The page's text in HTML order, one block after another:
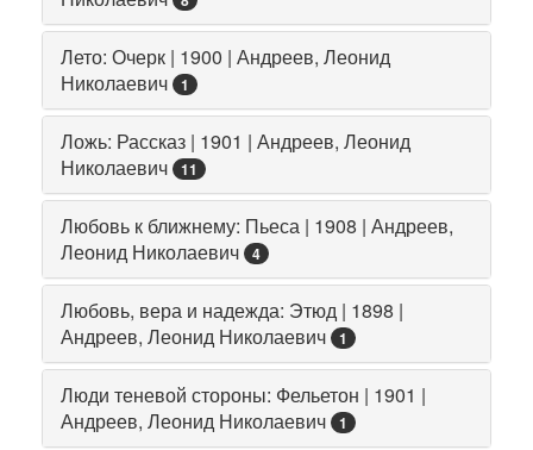
Лето: Очерк | 1900 | Андреев, Леонид
Николаевич
1
Ложь: Рассказ | 1901 | Андреев, Леонид
Николаевич
11
Любовь к ближнему: Пьеса | 1908 | Андреев,
Леонид Николаевич
4
Любовь, вера и надежда: Этюд | 1898 |
Андреев, Леонид Николаевич
1
Люди теневой стороны: Фельетон | 1901 |
Андреев, Леонид Николаевич
1